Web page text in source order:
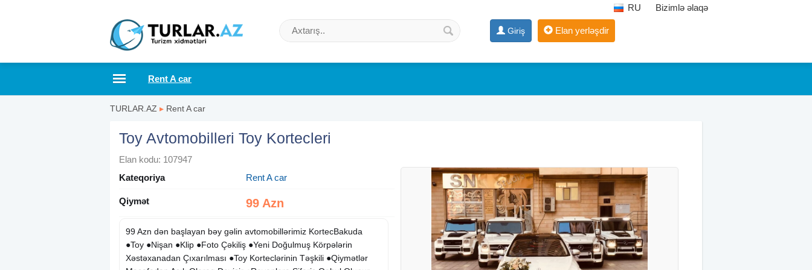
RU Bizimlə əlaqə
Giriş Elan yerləşdir
Rent A car
TURLAR.AZ ▸ Rent A car
Toy Avtomobilleri Toy Kortecleri
Elan kodu: 107947
Kateqoriya
Rent A car
Qiymət 99 Azn
99 Azn dən başlayan bəy gəlin avtomobillərimiz KortecBakuda
●Toy ●Nişan ●Klip ●Foto Çəkiliş ●Yeni Doğulmuş Körpələrin
Xəstəxanadan Çıxarılması ●Toy Korteclərinin Təşkili ●Qiymətlər